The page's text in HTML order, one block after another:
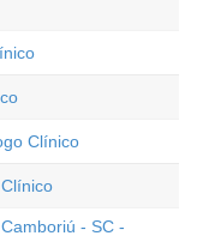
Clínico
- SC -